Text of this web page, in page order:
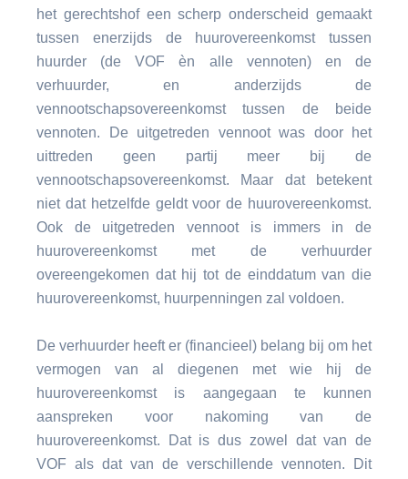
het gerechtshof een scherp onderscheid gemaakt
tussen enerzijds de huurovereenkomst tussen
huurder (de VOF èn alle vennoten) en de
verhuurder, en anderzijds de
vennootschapsovereenkomst tussen de beide
vennoten. De uitgetreden vennoot was door het
uittreden geen partij meer bij de
vennootschapsovereenkomst. Maar dat betekent
niet dat hetzelfde geldt voor de huurovereenkomst.
Ook de uitgetreden vennoot is immers in de
huurovereenkomst met de verhuurder
overeengekomen dat hij tot de einddatum van die
huurovereenkomst, huurpenningen zal voldoen.
De verhuurder heeft er (financieel) belang bij om het
vermogen van al diegenen met wie hij de
huurovereenkomst is aangegaan te kunnen
aanspreken voor nakoming van de
huurovereenkomst. Dat is dus zowel dat van de
VOF als dat van de verschillende vennoten. Dit